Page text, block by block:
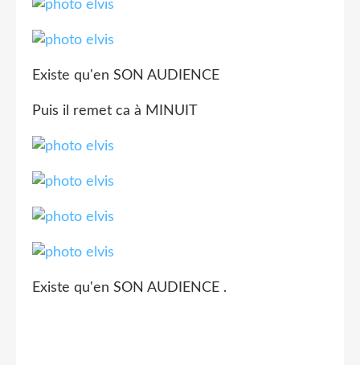
Existe qu'en SON AUDIENCE
Puis il remet ca à MINUIT
Existe qu'en SON AUDIENCE .